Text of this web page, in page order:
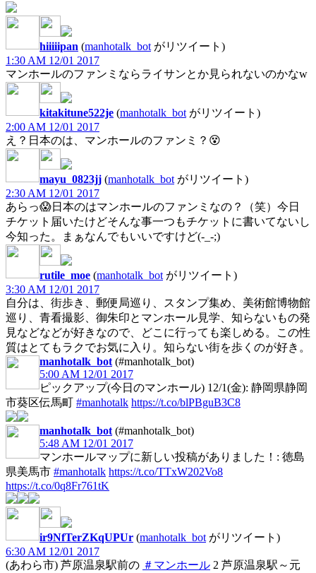
hiiiiipan (manhotalk_bot がリツイート)
1:30 AM 12/01 2017
マンホールのファンミならライサンとか見られないのかなw
kitakitune522je (manhotalk_bot がリツイート)
2:00 AM 12/01 2017
え？日本のは、マンホールのファンミ？😵
mayu_0823jj (manhotalk_bot がリツイート)
2:30 AM 12/01 2017
あらっ😱日本のはマンホールのファンミなの？（笑）今日
チケット届いたけどそんな事一つもチケットに書いてないし
今知った。まぁなんでもいいですけど(-_-;)
rutile_moe (manhotalk_bot がリツイート)
3:30 AM 12/01 2017
自分は、街歩き、郵便局巡り、スタンプ集め、美術館博物館
巡り、青看撮影、御朱印とマンホール見学、知らないもの発
見などなどが好きなので、どこに行っても楽しめる。この性
質はとてもラクでお気に入り。知らない街を歩くのが好き。
manhotalk_bot (#manhotalk_bot)
5:00 AM 12/01 2017
ピックアップ(今日のマンホール) 12/1(金): 静岡県静岡
市葵区伝馬町 #manhotalk https://t.co/blPBguB3C8
manhotalk_bot (#manhotalk_bot)
5:48 AM 12/01 2017
マンホールマップに新しい投稿がありました！: 徳島
県美馬市 #manhotalk https://t.co/TTxW202Vo8
https://t.co/0q8Fr761tK
ir9NfTerZKqUPUr (manhotalk_bot がリツイート)
6:30 AM 12/01 2017
(あわら市) 芦原温泉駅前の ＃マンホール 2 芦原温泉駅～元